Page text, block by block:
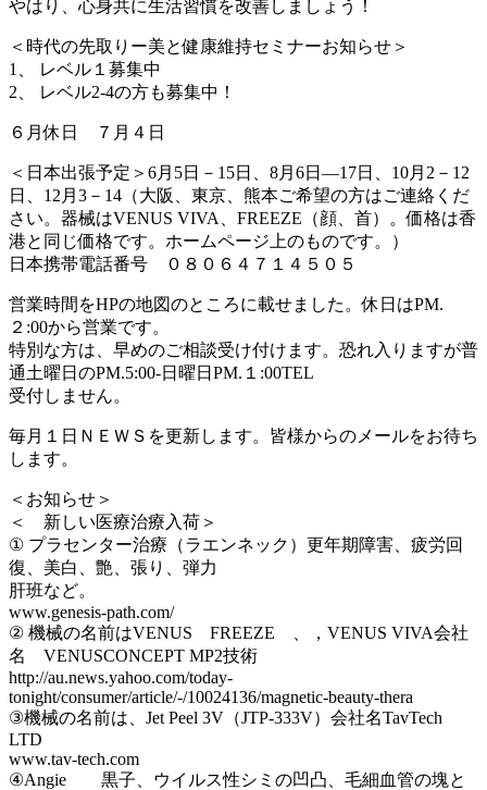
やはり、心身共に生活習慣を改善しましょう！
＜時代の先取りー美と健康維持セミナーお知らせ＞
1、 レベル１募集中
2、 レベル2-4の方も募集中！
６月休日 ７月４日
＜日本出張予定＞6月5日－15日、8月6日―17日、10月2－12
日、12月3－14（大阪、東京、熊本ご希望の方はご連絡くだ
さい。器械はVENUS VIVA、FREEZE（顔、首）。価格は香
港と同じ価格です。ホームページ上のものです。）
日本携帯電話番号 ０８０６４７１４５０５
営業時間をHPの地図のところに載せました。休日はPM.
２:00から営業です。
特別な方は、早めのご相談受け付けます。恐れ入りますが普
通土曜日のPM.5:00-日曜日PM.１:00TEL
受付しません。
毎月１日ＮＥＷＳを更新します。皆様からのメールをお待ち
します。
＜お知らせ＞
＜ 新しい医療治療入荷＞
① プラセンター治療（ラエンネック）更年期障害、疲労回
復、美白、艶、張り、弾力
肝班など。
www.genesis-path.com/
② 機械の名前はVENUS FREEZE 、，VENUS VIVA会社
名 VENUSCONCEPT MP2技術
http://au.news.yahoo.com/today-
tonight/consumer/article/-/10024136/magnetic-beauty-thera
③機械の名前は、Jet Peel 3V（JTP-333V）会社名TavTech
LTD
www.tav-tech.com
④Angie 黒子、ウイルス性シミの凹凸、毛細血管の塊と